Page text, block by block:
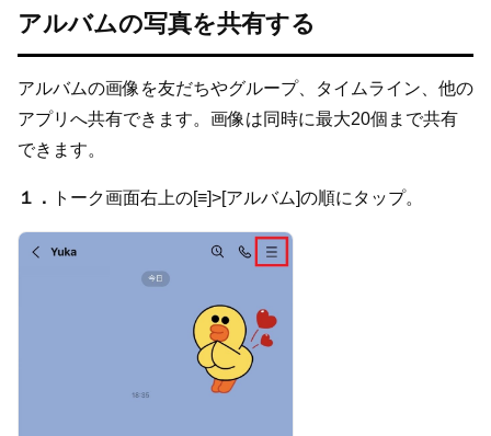
アルバムの写真を共有する
アルバムの画像を友だちやグループ、タイムライン、他の
アプリへ共有できます。画像は同時に最大20個まで共有
できます。
１． トーク画面右上の[≡]>[アルバム]の順にタップ。